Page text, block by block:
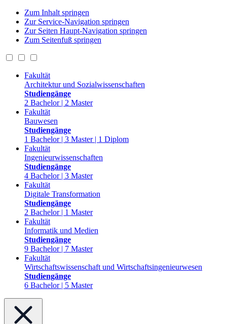
Zum Inhalt springen
Zur Service-Navigation springen
Zur Seiten Haupt-Navigation springen
Zum Seitenfuß springen
Fakultät
Architektur und Sozialwissenschaften
Studiengänge
2 Bachelor | 2 Master
Fakultät
Bauwesen
Studiengänge
1 Bachelor | 3 Master | 1 Diplom
Fakultät
Ingenieurwissenschaften
Studiengänge
4 Bachelor | 3 Master
Fakultät
Digitale Transformation
Studiengänge
2 Bachelor | 1 Master
Fakultät
Informatik und Medien
Studiengänge
9 Bachelor | 7 Master
Fakultät
Wirtschaftswissenschaft und Wirtschaftsingenieurwesen
Studiengänge
6 Bachelor | 5 Master